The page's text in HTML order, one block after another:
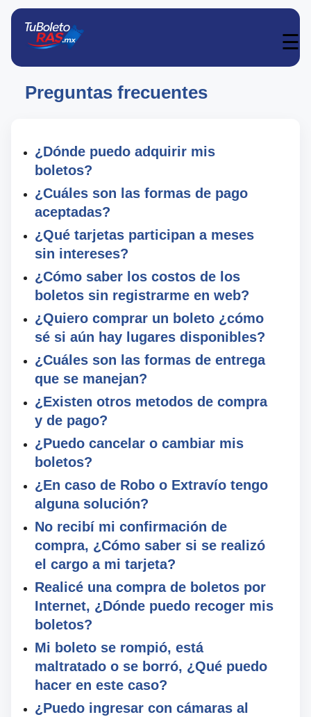
☰
Preguntas frecuentes
¿Dónde puedo adquirir mis
boletos?
¿Cuáles son las formas de pago
aceptadas?
¿Qué tarjetas participan a meses
sin intereses?
¿Cómo saber los costos de los
boletos sin registrarme en web?
¿Quiero comprar un boleto ¿cómo
sé si aún hay lugares disponibles?
¿Cuáles son las formas de entrega
que se manejan?
¿Existen otros metodos de compra
y de pago?
¿Puedo cancelar o cambiar mis
boletos?
¿En caso de Robo o Extravío tengo
alguna solución?
No recibí mi confirmación de
compra, ¿Cómo saber si se realizó
el cargo a mi tarjeta?
Realicé una compra de boletos por
Internet, ¿Dónde puedo recoger mis
boletos?
Mi boleto se rompió, está
maltratado o se borró, ¿Qué puedo
hacer en este caso?
¿Puedo ingresar con cámaras al